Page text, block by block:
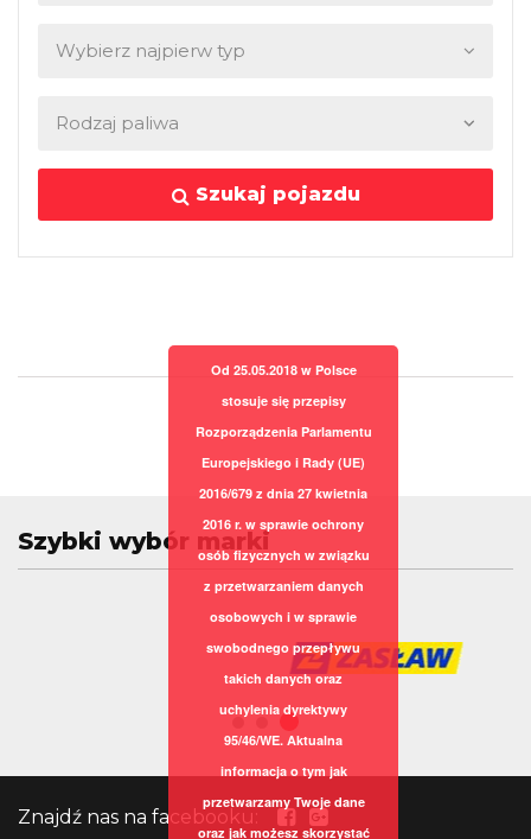
Szukaj pojazdu
Szybki wybór marki
Znajdź nas na facebooku:
Od 25.05.2018 w Polsce
stosuje się przepisy
Rozporządzenia Parlamentu
Europejskiego i Rady (UE)
2016/679 z dnia 27 kwietnia
2016 r. w sprawie ochrony
osób fizycznych w związku
z przetwarzaniem danych
osobowych i w sprawie
swobodnego przepływu
takich danych oraz
uchylenia dyrektywy
95/46/WE. Aktualna
informacja o tym jak
przetwarzamy Twoje dane
oraz jak możesz skorzystać